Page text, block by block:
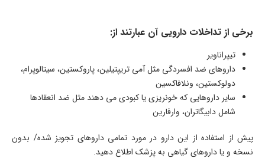
برخی از تداخلات دارویی آن عبارتند از:
تیپراناویر
داروهای ضد افسردگی مثل آمی تریپتیلین، پاروکستین، سیتالوپرام،
دولوکستین، ونلافاکسین
سایر داروهایی که خونریزی یا کبودی می دهند مثل ضد انعقادها
شامل دابیگاتران، وارفارین
پیش از استفاده از این دارو در مورد تمامی داروهای تجویز شده/ بدون
نسخه و یا داروهای گیاهی به پزشک اطلاع دهید.